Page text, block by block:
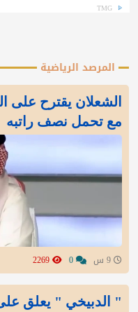
TMG
المرصد الرياضية
الشعلان يقترح على
مع تحمل نصف راتبه
" الدبيخي " يعلق